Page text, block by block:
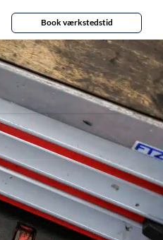
Book værkstedstid